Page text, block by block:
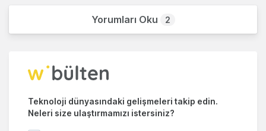
Yorumları Oku 2
Teknoloji dünyasındaki gelişmeleri takip edin.
Neleri size ulaştırmamızı istersiniz?